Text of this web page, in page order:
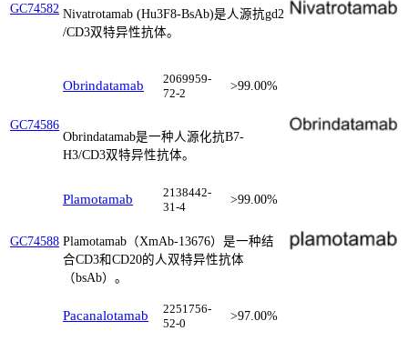
GC74582 Nivatrotamab (Hu3F8-BsAb)是人源抗gd2
/CD3双特异性抗体。
GC74586
Obrindatamab
2069959-
72-2
>99.00%
Obrindatamab是一种人源化抗B7-
H3/CD3双特异性抗体。
GC74588
Plamotamab
2138442-
31-4
>99.00%
Plamotamab（XmAb-13676）是一种结
合CD3和CD20的人双特异性抗体
（bsAb）。
Pacanalotamab
2251756-
52-0
>97.00%